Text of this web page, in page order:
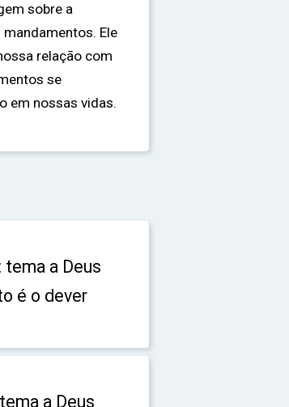
sobre a
Ele
relação com
se
em nossas vidas.
tema a Deus
é o dever
a Deus